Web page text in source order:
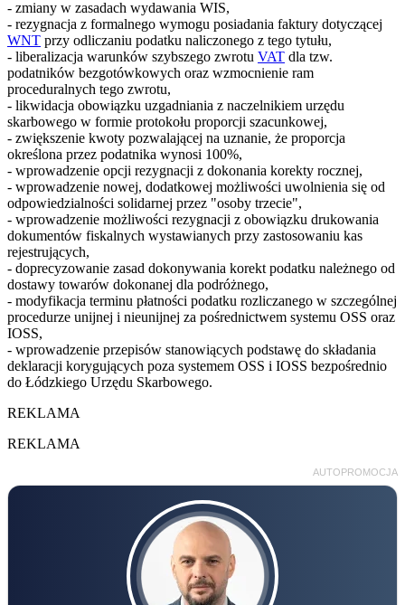
- zmiany w zasadach wydawania WIS,
- rezygnacja z formalnego wymogu posiadania faktury dotyczącej
WNT przy odliczaniu podatku naliczonego z tego tytułu,
- liberalizacja warunków szybszego zwrotu VAT dla tzw.
podatników bezgotówkowych oraz wzmocnienie ram
proceduralnych tego zwrotu,
- likwidacja obowiązku uzgadniania z naczelnikiem urzędu
skarbowego w formie protokołu proporcji szacunkowej,
- zwiększenie kwoty pozwalającej na uznanie, że proporcja
określona przez podatnika wynosi 100%,
- wprowadzenie opcji rezygnacji z dokonania korekty rocznej,
- wprowadzenie nowej, dodatkowej możliwości uwolnienia się od
odpowiedzialności solidarnej przez "osoby trzecie",
- wprowadzenie możliwości rezygnacji z obowiązku drukowania
dokumentów fiskalnych wystawianych przy zastosowaniu kas
rejestrujących,
- doprecyzowanie zasad dokonywania korekt podatku należnego od
dostawy towarów dokonanej dla podróżnego,
- modyfikacja terminu płatności podatku rozliczanego w szczególnej
procedurze unijnej i nieunijnej za pośrednictwem systemu OSS oraz
IOSS,
- wprowadzenie przepisów stanowiących podstawę do składania
deklaracji korygujących poza systemem OSS i IOSS bezpośrednio
do Łódzkiego Urzędu Skarbowego.
REKLAMA
REKLAMA
AUTOPROMOCJA